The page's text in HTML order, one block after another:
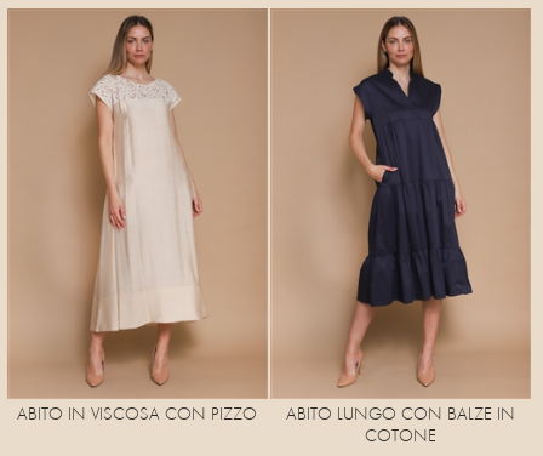
ABITO IN VISCOSA CON PIZZO
ABITO LUNGO CON BALZE IN
COTONE